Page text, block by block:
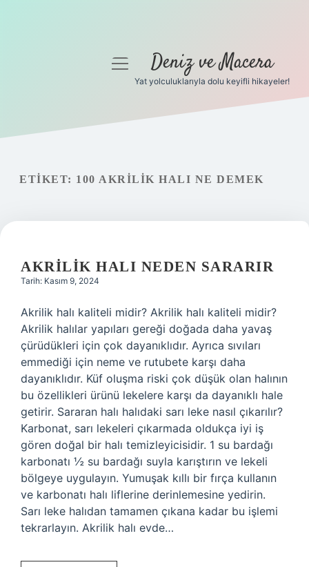
Gizlilik Politikası
menüyüDeniz ve Macera
Yat yolculuklarıyla dolu keyifli hikayeler!
ETIKET: 100 AKRILIK HALI NE DEMEK
AKRILIK HALI NEDEN SARARIR
Tarih: Kasım 9, 2024
Akrilik halı kaliteli midir? Akrilik halı kaliteli midir?
Akrilik halılar yapıları gereği doğada daha yavaş
çürüdükleri için çok dayanıklıdır. Ayrıca sıvıları
emmediği için neme ve rutubete karşı daha
dayanıklıdır. Küf oluşma riski çok düşük olan halının
bu özellikleri ürünü lekelere karşı da dayanıklı hale
getirir. Sararan halı halıdaki sarı leke nasıl çıkarılır?
Karbonat, sarı lekeleri çıkarmada oldukça iyi iş
gören doğal bir halı temizleyicisidir. 1 su bardağı
karbonatı ½ su bardağı suyla karıştırın ve lekeli
bölgeye uygulayın. Yumuşak kıllı bir fırça kullanın
ve karbonatı halı liflerine derinlemesine yedirin.
Sarı leke halıdan tamamen çıkana kadar bu işlemi
tekrarlayın. Akrilik halı evde…